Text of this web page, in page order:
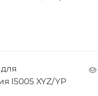
I5005 XYZ/YP